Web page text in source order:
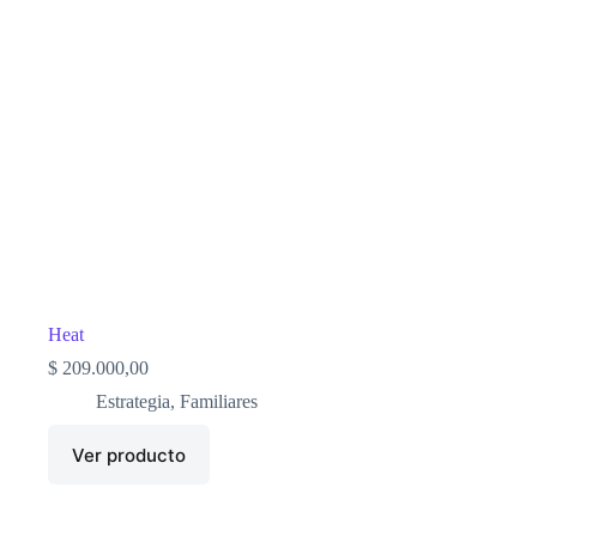
Heat
$ 209.000,00
Estrategia, Familiares
Ver producto